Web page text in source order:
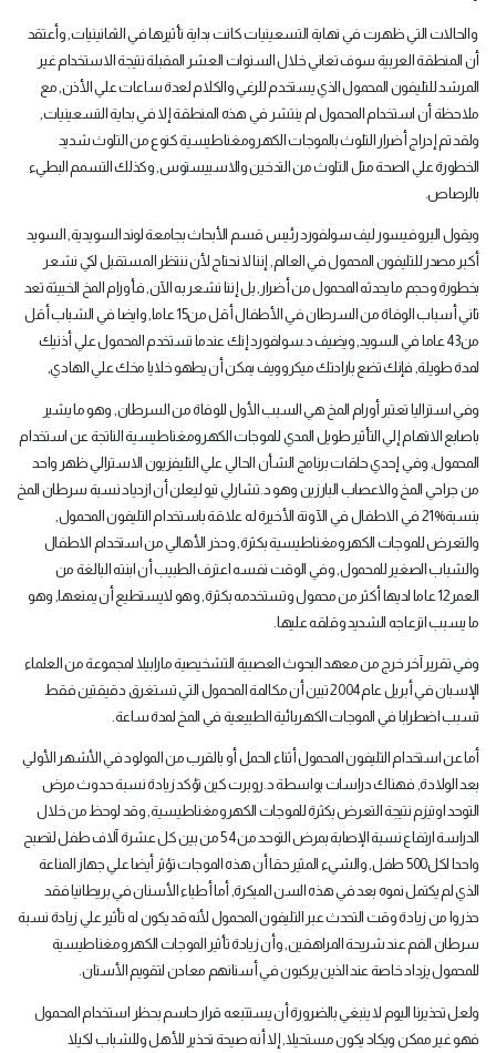
‏ والحالات التي ظهرت في نهاية التسعينيات كانت بداية تأثيرها في الثمانينيات‏,‏ وأعتقد
أن المنطقة العربية سوف تعاني خلال السنوات العشر المقبلة نتيجة الاستخدام غير
المرشد للتليفون المحمول الذي يستخدم للرغي والكلام لعدة ساعات علي الأذن‏,‏ مع
ملاحظة أن استخدام المحمول لم ينتشر في هذه المنطقة إلا في بداية التسعينيات‏,‏
ولقد تم إدراج أضرار التلوث بالموجات الكهرومغناطيسية كنوع من التلوث شديد
الخطورة علي الصحة مثل التلوث من التدخين والاسبيستوس‏,‏ وكذلك التسمم البطيء
بالرصاص‏.‏
ويقول البروفيسور ليف سولفورد رئيس قسم الأبحاث بجامعة لوند السويدية‏,‏ السويد
أكبر مصدر للتليفون المحمول في العالم‏,‏ إننا لا نحتاج لأن ننتظر المستقبل لكي نشعر
بخطورة وحجم ما يحدثه المحمول من أضرار‏,‏ بل إننا نشعر به الآن‏,‏ فأورام المخ الخبيثة تعد
ثاني أسباب الوفاة من السرطان في الأطفال أقل من‏15‏ عاما‏,‏ وايضا في الشباب أقل
من‏43‏ عاما في السويد‏,‏ ويضيف د‏.‏سولفورد إنك عندما تستخدم المحمول علي أذنيك
لمدة طويلة‏,‏ فإنك تضع بارادتك ميكروويف يمكن أن يطهو خلايا مخك علي الهادي‏,‏
وفي استراليا تعتبر أورام المخ هي السبب الأول للوفاة من السرطان‏,‏ وهو ما يشير
باصابع الاتهام إلي التأثير طويل المدي للموجات الكهرومغناطيسية الناتجة عن استخدام
المحمول‏,‏ وفي إحدي حلقات برنامج الشأن الحالي علي التليفزيون الاسترالي ظهر واحد
من جراحي المخ والاعصاب البارزين وهو د‏.‏تشارلي تيو ليعلن أن ازدياد نسبة سرطان المخ
بنسبة‏21%‏ في الاطفال في الآونة الأخيرة له علاقة باستخدام التليفون المحمول‏,‏
والتعرض للموجات الكهرومغناطيسية بكثرة‏,‏ وحذر الأهالي من استخدام الاطفال
والشباب الصغير للمحمول‏,‏ وفي الوقت نفسه اعترف الطبيب أن ابنته البالغة من
العمر‏12‏ عاما لديها أكثر من محمول وتستخدمه بكثرة‏,‏ وهو لايستطيع أن يمنعها‏,‏ وهو
ما يسبب انزعاجه الشديد وقلقه عليها‏.‏
وفي تقرير آخر خرج من معهد البحوث العصبية التشخيصية مارابيلا لمجموعة من العلماء
الإسبان في أبريل عام‏2004‏ تبين أن مكالمة المحمول التي تستغرق دقيقتين فقط
تسبب اضطرابا في الموجات الكهربائية الطبيعية في المخ لمدة ساعة‏.‏
أما عن استخدام التليفون المحمول أثناء الحمل أو بالقرب من المولود في الأشهر الأولي
بعد الولادة‏,‏ فهناك دراسات بواسطة د‏.‏روبرت كين تؤكد زيادة نسبة حدوث مرض
التوحد اوتيزم نتيجة التعرض بكثرة للموجات الكهرومغناطيسية‏,‏ وقد لوحظ من خلال
الدراسة ارتفاع نسبة الإصابة بمرض التوحد من‏4‏ ‏5‏ من بين كل عشرة آلاف طفل لتصبح
واحدا لكل‏500‏ طفل‏,‏ والشيء المثير حقا أن هذه الموجات تؤثر أيضا علي جهاز المناعة
الذي لم يكتمل نموه بعد في هذه السن المبكرة‏,‏ أما أطباء الأسنان في بريطانيا فقد
حذروا من زيادة وقت التحدث عبر التليفون المحمول لأنه قد يكون له تأثير علي زيادة نسبة
سرطان الفم عند شريحة المراهقين‏,‏ وأن زيادة تأثير الموجات الكهرومغناطيسية
للمحمول يزداد خاصة عند الذين يركبون في أسنانهم معادن لتقويم الأسنان‏.‏
ولعل تحذيرنا اليوم لا ينبغي بالضرورة أن يستتبعه قرار حاسم بحظر استخدام المحمول
فهو غير ممكن ويكاد يكون مستحيلا‏,‏ إلا أنه صيحة تحذير للأهل وللشباب لكيلا